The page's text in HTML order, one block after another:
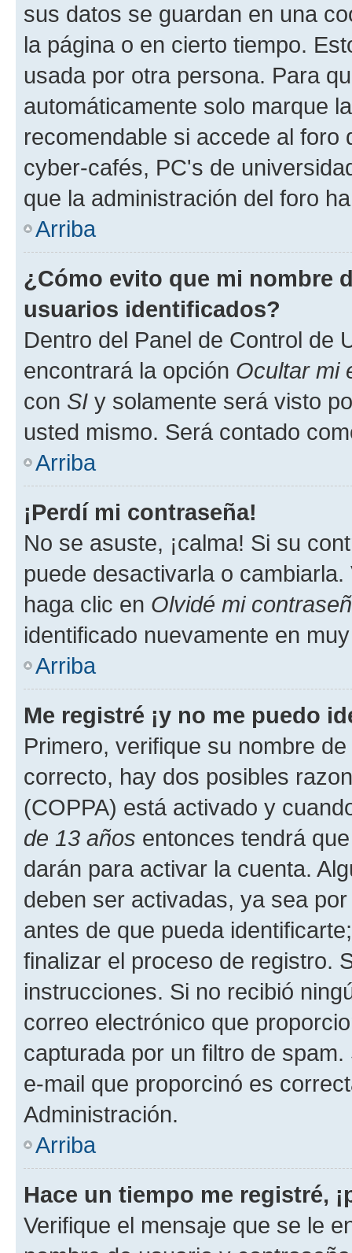
sus datos se guardan en una
la página o en cierto tiempo.
usada por otra persona. Para
automáticamente solo marque
recomendable si accede al foro
cyber-cafés, PC's de
que la administración del foro
Arriba
¿Cómo evito que mi nombre
usuarios identificados?
Dentro del Panel de Control de
encontrará la opción Ocultar mi
con SI y solamente será visto
usted mismo. Será contado
Arriba
¡Perdí mi contraseña!
No se asuste, ¡calma! Si su
puede desactivarla o
haga clic en Olvidé mi
identificado nuevamente en
Arriba
Me registré ¡y no me puedo
Primero, verifique su nombre
correcto, hay dos posibles
(COPPA) está activado y
de 13 años entonces tendrá
darán para activar la cuenta.
deben ser activadas, ya sea
antes de que pueda
finalizar el proceso de registro.
instrucciones. Si no recibió
correo electrónico que
capturada por un filtro de
e-mail que proporcinó es
Administración.
Arriba
Hace un tiempo me registré,
Verifique el mensaje que se le